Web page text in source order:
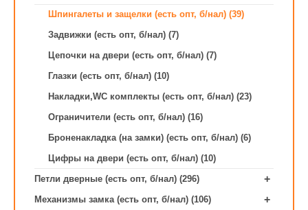
Шпингалеты и защелки (есть опт, б/нал) (39)
Задвижки (есть опт, б/нал) (7)
Цепочки на двери (есть опт, б/нал) (7)
Глазки (есть опт, б/нал) (10)
Накладки,WC комплекты (есть опт, б/нал) (23)
Ограничители (есть опт, б/нал) (16)
Броненакладка (на замки) (есть опт, б/нал) (6)
Цифры на двери (есть опт, б/нал) (10)
Петли дверные (есть опт, б/нал) (296)
+
Механизмы замка (есть опт, б/нал) (106) +